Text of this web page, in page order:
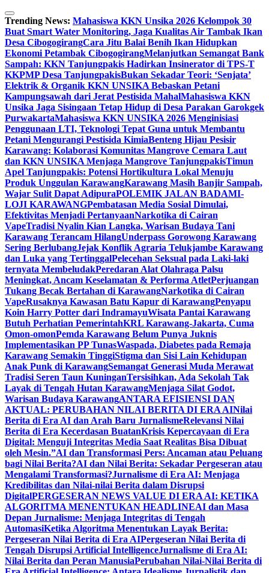
Skip
to
content
Trending News: Mahasiswa KKN Unsika 2026 Kelompok 30
Buat Smart Water Monitoring, Jaga Kualitas Air Tambak Ikan
Desa CibogogirangCara Jitu Balai Benih Ikan Hidupkan
Ekonomi Petambak CibogogirangMelanjutkan Semangat Bank
Sampah: KKN Tanjungpakis Hadirkan Insinerator di TPS-T
KKPMP Desa TanjungpakisBukan Sekadar Teori: ‘Senjata’
Elektrik & Organik KKN UNSIKA Bebaskan Petani
Kampungsawah dari Jerat Pestisida MahalMahasiswa KKN
Unsika Jaga Sisingaan Tetap Hidup di Desa Parakan Garokgek
PurwakartaMahasiswa KKN UNSIKA 2026 Menginisiasi
Penggunaan LTI, Teknologi Tepat Guna untuk Membantu
Petani Mengurangi Pestisida KimiaBenteng Hijau Pesisir
Karawang: Kolaborasi Komunitas Mangrove Cemara Laut
dan KKN UNSIKA Menjaga Mangrove TanjungpakisTimun
Apel Tanjungpakis: Potensi Hortikultura Lokal Menuju
Produk Unggulan KarawangKarawang Masih Banjir Sampah,
Wajar Sulit Dapat AdipuraPOLEMIK JALAN BADAMI-
LOJI KARAWANGPembatasan Media Sosial Dimulai,
Efektivitas Menjadi PertanyaanNarkotika di Cairan
VapeTradisi Nyalin Kian Langka, Warisan Budaya Tani
Karawang Terancam HilangUnderpass Gorowong Karawang
Sering BerlubangJejak Konflik Agraria Telukjambe Karawang
dan Luka yang TertinggalPelecehan Seksual pada Laki-laki
ternyata MembeludakPeredaran Alat Olahraga Palsu
Meningkat, Ancam Keselamatan & Performa AtletPerjuangan
Tukang Becak Bertahan di KarawangNarkotika di Cairan
VapeRusaknya Kawasan Batu Kapur di KarawangPenyapu
Koin Harry Potter dari IndramayuWisata Pantai Karawang
Butuh Perhatian PemerintahKRL Karawang-Jakarta, Cuma
Omon-omonPemda Karawang Belum Punya Juknis
Implementasikan PP TunasWaspada, Diabetes pada Remaja
Karawang Semakin TinggiStigma dan Sisi Lain Kehidupan
Anak Punk di KarawangSemangat Generasi Muda Merawat
Tradisi Seren Taun KuninganTersisihkan, Ada Sekolah Tak
Layak di Tengah Hutan KarawangMenjaga Silat Godot,
Warisan Budaya KarawangANTARA EFISIENSI DAN
AKTUAL: PERUBAHAN NILAI BERITA DI ERA AINilai
Berita di Era AI dan Arah Baru JurnalismeRelevansi Nilai
Berita di Era Kecerdasan BuatanKrisis Kepercayaan di Era
Digital: Menguji Integritas Media Saat Realitas Bisa Dibuat
oleh Mesin.”AI dan Transformasi Pers: Ancaman atau Peluang
bagi Nilai Berita?AI dan Nilai Berita: Sekadar Pergeseran atau
Mengalami Transformasi?Jurnalisme di Era AI: Menjaga
Kredibilitas dan Nilai-nilai Berita dalam Disrupsi
DigitalPERGESERAN NEWS VALUE DI ERA AI: KETIKA
ALGORITMA MENENTUKAN HEADLINEAI dan Masa
Depan Jurnalisme: Menjaga Integritas di Tengah
AutomasiKetika Algoritma Menentukan Layak Berita:
Pergeseran Nilai Berita di Era AIPergeseran Nilai Berita di
Tengah Disrupsi Artificial IntelligenceJurnalisme di Era AI:
Nilai Berita dan Peran ManusiaPerubahan Nilai-Nilai Berita di